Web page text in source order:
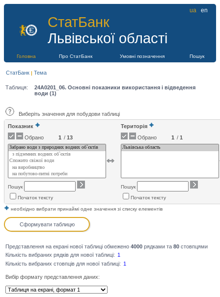
ua en
СтатБанк
Львівської областi
Головна Про СтатБанк Умовні позначення Пошук
СтатБанк | Тема
Таблиця:
24A0201_06. Основні показники використання і відведення
води (1)
Виберіть значення для побудови таблиці
Показник
Територія
Обрано
/ 13 Обрано / 1
Пошук
Початок тексту
Пошук
Початок тексту
необхідно вибрати принаймі одне значення зі списку елементів
Представлення на екрані нової таблиці обмежено 4000 рядками та 80 стовпцями
Кількість вибраних рядків для нової таблиці:
Кількість вибраних стовпців для нової таблиці:
Вибір формату представлення даних: